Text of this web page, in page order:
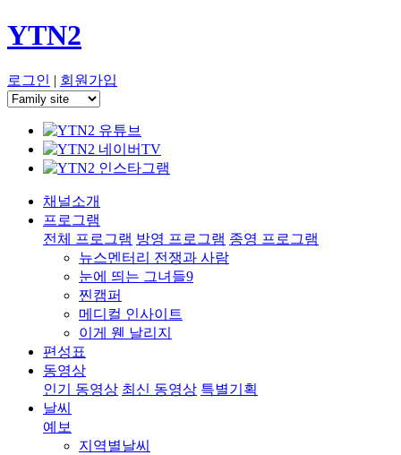
YTN2
로그인 | 회원가입
채널소개
프로그램
전체 프로그램 방영 프로그램 종영 프로그램
뉴스멘터리 전쟁과 사람
눈에 띄는 그녀들9
찐캠퍼
메디컬 인사이트
이게 웬 날리지
편성표
동영상
인기 동영상 최신 동영상 특별기획
날씨
예보
지역별날씨